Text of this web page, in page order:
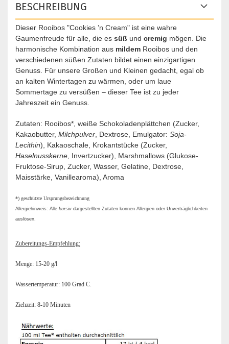
BESCHREIBUNG
Dieser Rooibos "Cookies ’n Cream" ist eine wahre
Gaumenfreude für alle, die es süß und cremig mögen. Die
harmonische Kombination aus mildem Rooibos und den
verschiedenen süßen Zutaten bildet einen einzigartigen
Genuss. Für unsere Großen und Kleinen gedacht, egal ob
an kalten Wintertagen zu wärmen, oder um laue
Sommertage zu versüßen – dieser Tee ist zu jeder
Jahreszeit ein Genuss.
Zutaten: Rooibos*, weiße Schokoladenplättchen (Zucker,
Kakaobutter, Milchpulver , Dextrose, Emulgator: Soja-
Lecithin), Kakaoschale, Krokantstücke (Zucker,
Haselnusskerne , Invertzucker), Marshmallows (Glukose-
Fruktose-Sirup, Zucker, Wasser, Gelatine, Dextrose,
Maisstärke, Vanillearoma), Aroma
*) geschützte Ursprungsbezeichnung
Allergiehinweis: Alle kursiv dargestellten Zutaten können Allergien oder Unverträglichkeiten
auslösen.
Zubereitungs-Empfehlung:
Menge: 15-20 g/l
Wassertemperatur: 100 Grad C.
Ziehzeit: 8-10 Minuten